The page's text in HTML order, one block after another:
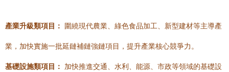
產業升級類項目： 圍繞現代農業、綠色食品加工、新型建材等主導產
業，加快實施一批延鏈補鏈強鏈項目，提升產業核心競爭力。
基礎設施類項目： 加快推進交通、水利、能源、市政等領域的基礎設